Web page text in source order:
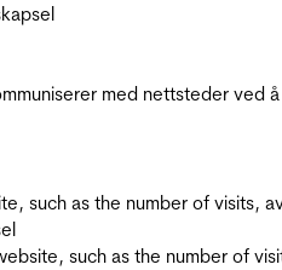
med nettsteder ved
such as the number of visits,
such as the number of